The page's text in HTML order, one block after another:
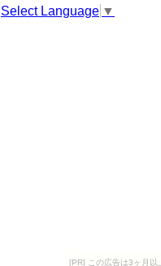
Select Language ▼
[PR] この広告は3ヶ月以